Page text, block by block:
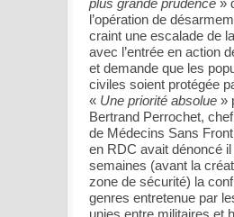
l’opération de
craint une escalade de
avec l’entrée en action
et demande que les
civiles soient protégée
« Une priorité absolue »
Bertrand Perrochet,
de Médecins Sans
en RDC avait dénoncé
semaines (avant la
zone de sécurité) la
genres entretenue par
unies entre militaires et